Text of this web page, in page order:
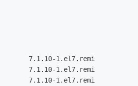
7.1.10-1.el7.remi
7.1.10-1.el7.remi
7.1.10-1.el7.remi